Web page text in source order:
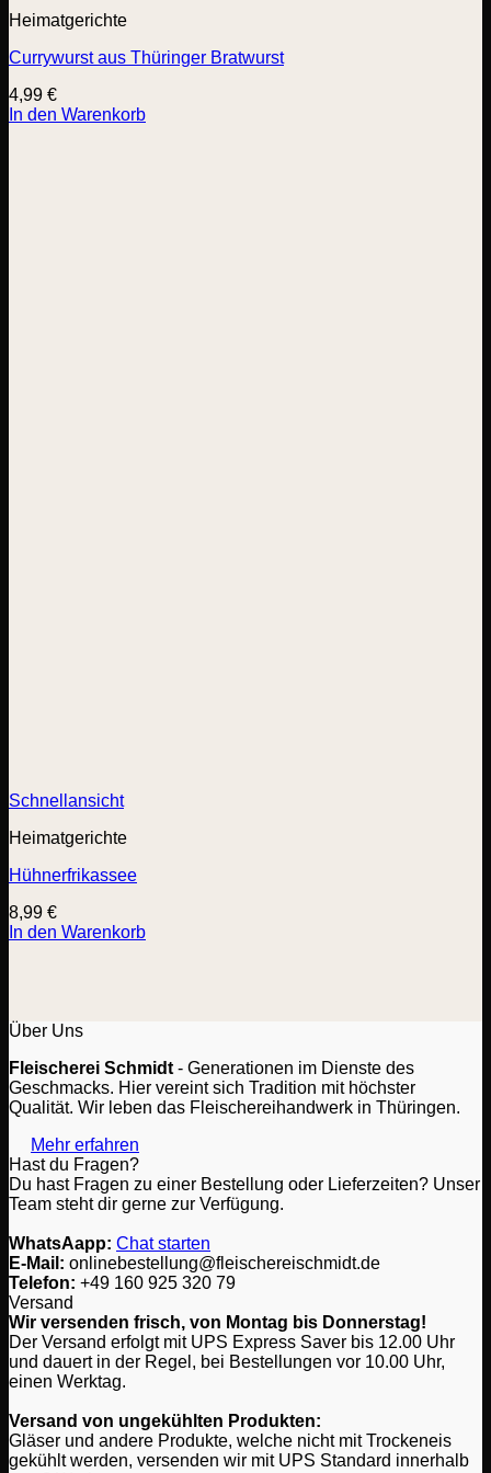
Heimatgerichte
Currywurst aus Thüringer Bratwurst
4,99 €
In den Warenkorb
Schnellansicht
Heimatgerichte
Hühnerfrikassee
8,99 €
In den Warenkorb
Über Uns
Fleischerei Schmidt - Generationen im Dienste des
Geschmacks. Hier vereint sich Tradition mit höchster
Qualität. Wir leben das Fleischereihandwerk in Thüringen.
Mehr erfahren
Hast du Fragen?
Du hast Fragen zu einer Bestellung oder Lieferzeiten? Unser
Team steht dir gerne zur Verfügung.
WhatsAapp: Chat starten
E-Mail: onlinebestellung@fleischereischmidt.de
Telefon: ‎+49 160 925 320 79
Versand
Wir versenden frisch, von Montag bis Donnerstag!
Der Versand erfolgt mit UPS Express Saver bis 12.00 Uhr
und dauert in der Regel, bei Bestellungen vor 10.00 Uhr,
einen Werktag.
Versand von ungekühlten Produkten:
Gläser und andere Produkte, welche nicht mit Trockeneis
gekühlt werden, versenden wir mit UPS Standard innerhalb